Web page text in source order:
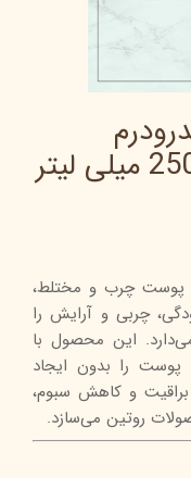
پوست چرب و مختلط،
چربی و آرایش را
این محصول با
پوست را بدون ایجاد
و کاهش سبوم،
روتین می‌سازد.